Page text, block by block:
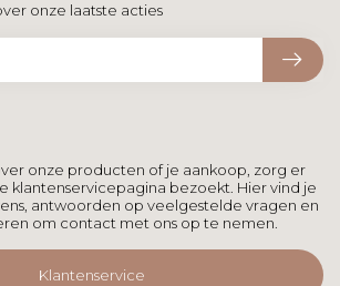
onze producten of je aankoop, zorg er
klantenservicepagina bezoekt. Hier vind je
antwoorden op veelgestelde vragen en
om contact met ons op te nemen.
Klantenservice
onze laatste acties